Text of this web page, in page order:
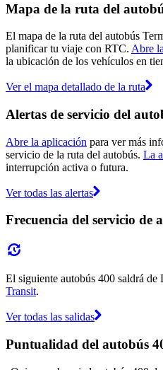
Mapa de la ruta del
El mapa de la ruta del autobús
planificar tu viaje con RTC. Abre
la ubicación de los vehículos en
Ver el mapa detallado de la ruta
Alertas de servicio del
Abre la aplicación para ver más
servicio de la ruta del autobús. La
interrupción activa o futura.
Ver todas las alertas
Frecuencia del servicio de
El siguiente autobús 400 saldrá
Transit.
Ver todas las salidas
Puntualidad del autobús